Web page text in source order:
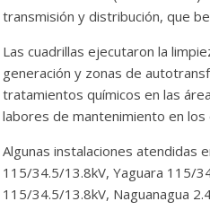
transmisión y distribución, que
Las cuadrillas ejecutaron la
generación y zonas de
tratamientos químicos en las
labores de mantenimiento en
Algunas instalaciones atendidas
115/34.5/13.8kV, Yaguara 115/
115/34.5/13.8kV, Naguanagua